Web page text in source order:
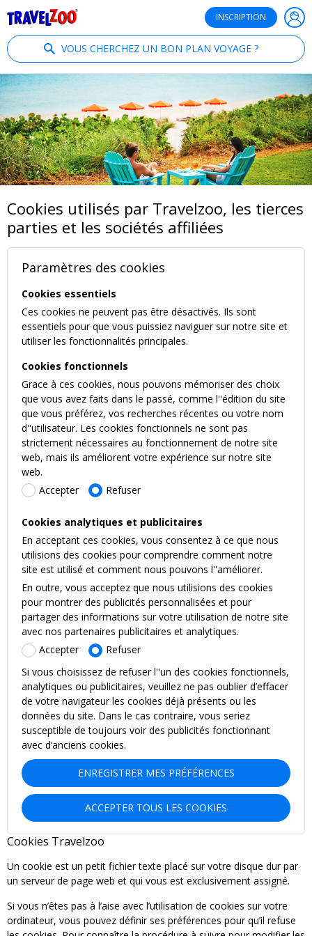
INSCRIPTION
VOUS CHERCHEZ UN BON PLAN VOYAGE ?
Cookies utilisés par Travelzoo, les tierces
parties et les sociétés affiliées
Paramètres des cookies
Cookies essentiels
Ces cookies ne peuvent pas être désactivés. Ils sont
essentiels pour que vous puissiez naviguer sur notre site et
utiliser les fonctionnalités principales.
Cookies fonctionnels
Grace à ces cookies, nous pouvons mémoriser des choix
que vous avez faits dans le passé, comme l''édition du site
que vous préférez, vos recherches récentes ou votre nom
d''utilisateur. Les cookies fonctionnels ne sont pas
strictement nécessaires au fonctionnement de notre site
web, mais ils améliorent votre expérience sur notre site
web.
Accepter
Refuser
Cookies analytiques et publicitaires
En acceptant ces cookies, vous consentez à ce que nous
utilisions des cookies pour comprendre comment notre
site est utilisé et comment nous pouvons l''améliorer.
En outre, vous acceptez que nous utilisions des cookies
pour montrer des publicités personnalisées et pour
partager des informations sur votre utilisation de notre site
avec nos partenaires publicitaires et analytiques.
Accepter
Refuser
Si vous choisissez de refuser l''un des cookies fonctionnels,
analytiques ou publicitaires, veuillez ne pas oublier d’effacer
de votre navigateur les cookies déjà présents ou les
données du site. Dans le cas contraire, vous seriez
susceptible de toujours voir des publicités fonctionnant
avec d’anciens cookies.
ENREGISTRER MES PRÉFÉRENCES
ACCEPTER TOUS LES COOKIES
Cookies Travelzoo
Un cookie est un petit fichier texte placé sur votre disque dur par
un serveur de page web et qui vous est exclusivement assigné.
Si vous n’êtes pas à l’aise avec l’utilisation de cookies sur votre
ordinateur, vous pouvez définir ses préférences pour qu’il refuse